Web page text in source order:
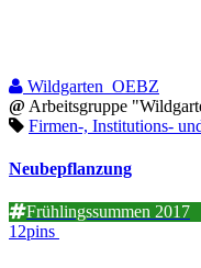
Wildgarten_OEBZ
@ Arbeitsgruppe
Firmen-, Institutions-
Neubepflanzung
Frühlingssummen 2017
12pins